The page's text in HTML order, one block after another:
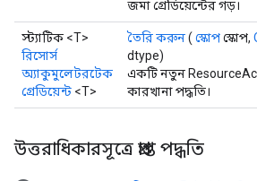
জমা গ্রেডিয়েন্টের গড়।
স্ট্যাটিক <T>
রিসোর্স
অ্যাকুমুলেটরটেক
গ্রেডিয়েন্ট <T>
তৈরি করুন( স্কোপস্কোপ,
dtype)
একটি নতুন
কারখানা পদ্ধতি।
উত্তরাধিকারসূত্রে প্রাপ্ত পদ্ধতি